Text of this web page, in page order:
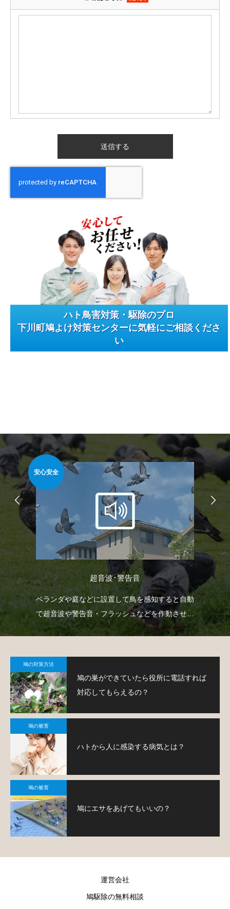
ハト鳥害対策・駆除のプロ
下川町鳩よけ対策センターに気軽にご相談くださ
い
安心安全
超音波･警告音
ベランダや庭などに設置して鳥を感知すると自動
で超音波や警告音・フラッシュなどを作動させて
鳩の侵入を防ぐという装置です。
鳩の対策方法
鳩の巣ができていたら役所に電話すれば
対応してもらえるの？
鳩の被害
ハトから人に感染する病気とは？
鳩の被害
鳩にエサをあげてもいいの？
運営会社
鳩駆除の無料相談